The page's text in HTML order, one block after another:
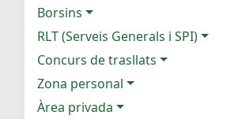
Borsins
RLT (Serveis Generals i SPI)
Concurs de trasllats
Zona personal
Àrea privada